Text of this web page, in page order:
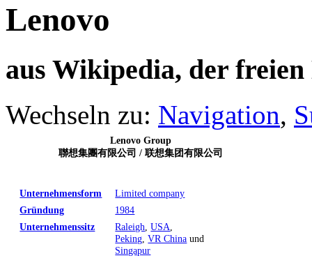
Lenovo
aus Wikipedia, der
Wechseln zu: Navigation,
Lenovo Group
聯想集團有限公司 /联想集团有限公司
Unternehmensform
Limited company
Gründung
1984
Unternehmenssitz
Raleigh ,USA
Peking ,VR China und
Singapur